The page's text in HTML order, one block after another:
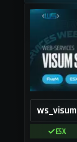
ws_visum
ESX